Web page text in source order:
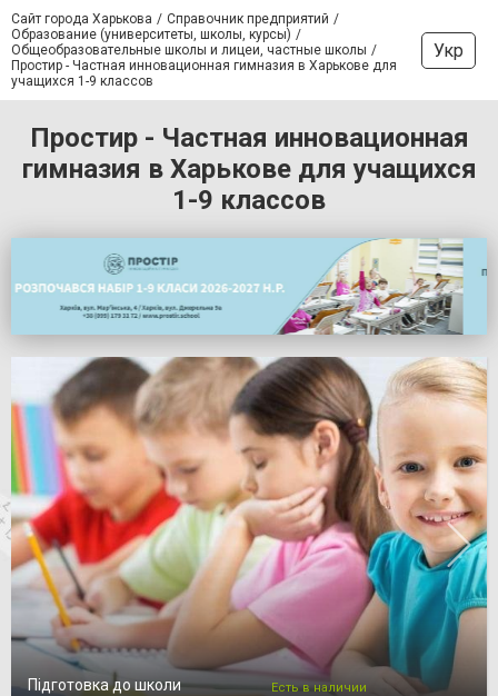
Сайт города Харькова
Справочник предприятий
Образование (университеты, школы, курсы)
Общеобразовательные школы и лицеи, частные школы
Простир - Частная инновационная гимназия в Харькове для
учащихся 1-9 классов
Укр
Простир - Частная инновационная
гимназия в Харькове для учащихся
1-9 классов
Підготовка до школи Есть в наличии